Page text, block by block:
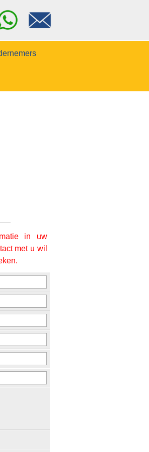
in uw
met u wil